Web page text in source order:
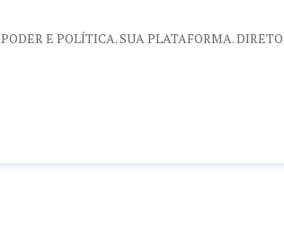
PODER E POLÍTICA. SUA PLATAFORMA.